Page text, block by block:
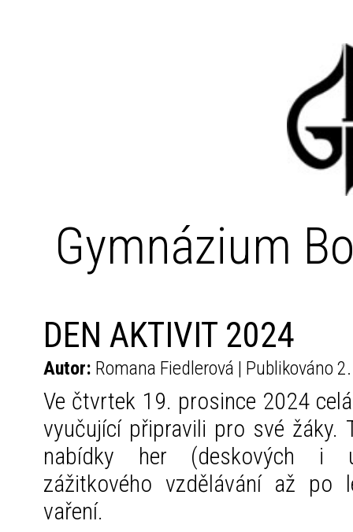
Gymnázium
DEN AKTIVIT 2024
Autor: Romana Fiedlerová | Publikováno
Ve čtvrtek 19. prosince 2024
vyučující připravili pro své
nabídky her (deskových i
zážitkového vzdělávání až po
vaření.